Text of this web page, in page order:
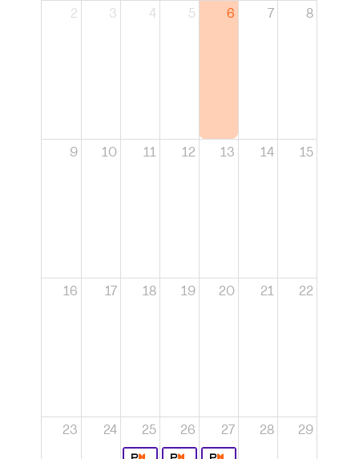
2 3 4 5 6 7 8
9 10 11 12 13 14 15
16 17 18 19 20 21 22
23 24 25 26 27 28 29